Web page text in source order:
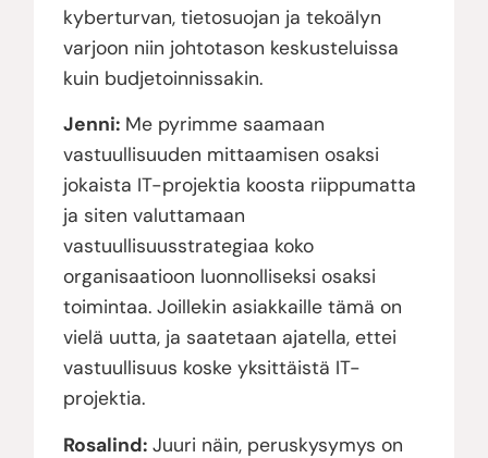
kyberturvan, tietosuojan ja tekoälyn
varjoon niin johtotason keskusteluissa
kuin budjetoinnissakin.
Jenni:Me pyrimme saamaan
vastuullisuuden mittaamisen osaksi
jokaista IT-projektia koosta riippumatta
ja siten valuttamaan
vastuullisuusstrategiaa koko
organisaatioon luonnolliseksi osaksi
toimintaa. Joillekin asiakkaille tämä on
vielä uutta, ja saatetaan ajatella, ettei
vastuullisuus koske yksittäistä IT-
projektia.
Rosalind:Juuri näin, peruskysymys on